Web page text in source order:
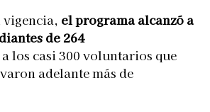
vigencia, el programa alcanzó a
de 264
los casi 300 voluntarios que
adelante más de